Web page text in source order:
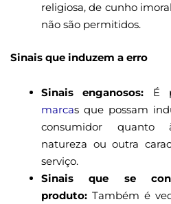
religiosa, de cunho
não são permitidos.
Sinais que induzem a erro
Sinais enganosos: É
marcas que possam
consumidor quanto
natureza ou outra
serviço.
Sinais que se
produto: Também é